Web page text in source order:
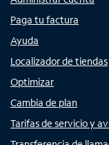
Paga tu factura
Ayuda
Localizador de tiendas
Optimizar
Cambia de plan
Tarifas de servicio y